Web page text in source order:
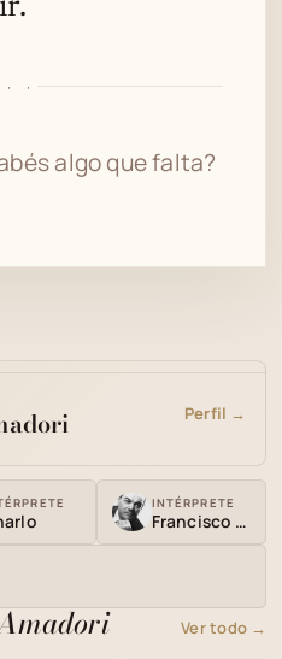
·
algo que falta?
Perfil →
INTÉRPRETE
Francisco Canaro
Ver todo →